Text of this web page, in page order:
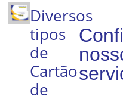
Diversos
tipos
de
Cartão
de